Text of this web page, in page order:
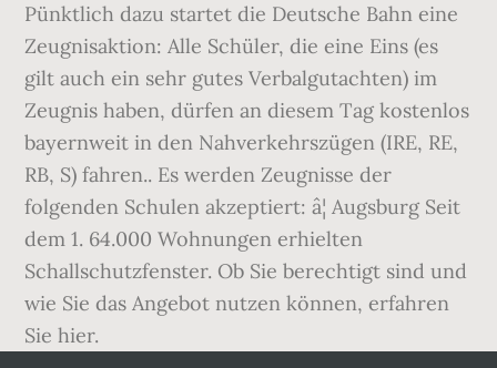
Pünktlich dazu startet die Deutsche Bahn eine
Zeugnisaktion: Alle Schüler, die eine Eins (es
gilt auch ein sehr gutes Verbalgutachten) im
Zeugnis haben, dürfen an diesem Tag kostenlos
bayernweit in den Nahverkehrszügen (IRE, RE,
RB, S) fahren.. Es werden Zeugnisse der
folgenden Schulen akzeptiert: â¦ Augsburg Seit
dem 1. 64.000 Wohnungen erhielten
Schallschutzfenster. Ob Sie berechtigt sind und
wie Sie das Angebot nutzen können, erfahren
Sie hier.